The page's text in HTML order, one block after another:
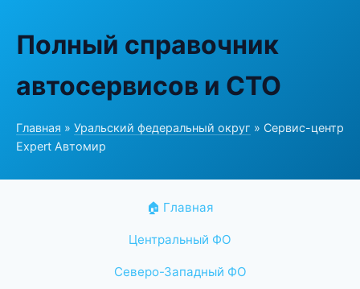
Полный справочник
автосервисов и СТО
Главная » Уральский федеральный округ » Сервис-центр
Expert Автомир
🏠 Главная
Центральный ФО
Северо-Западный ФО